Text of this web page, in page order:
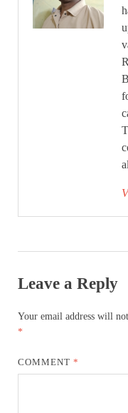
Leave a Reply
Your email address will
*
COMMENT*